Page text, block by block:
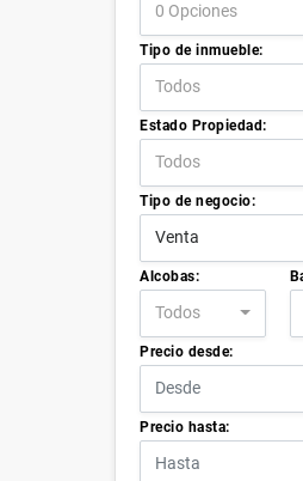
0 Opciones
Tipo de inmueble:
Todos
Estado Propiedad:
Todos
Tipo de negocio:
Venta
Alcobas:
Todos
Precio desde:
Precio hasta: